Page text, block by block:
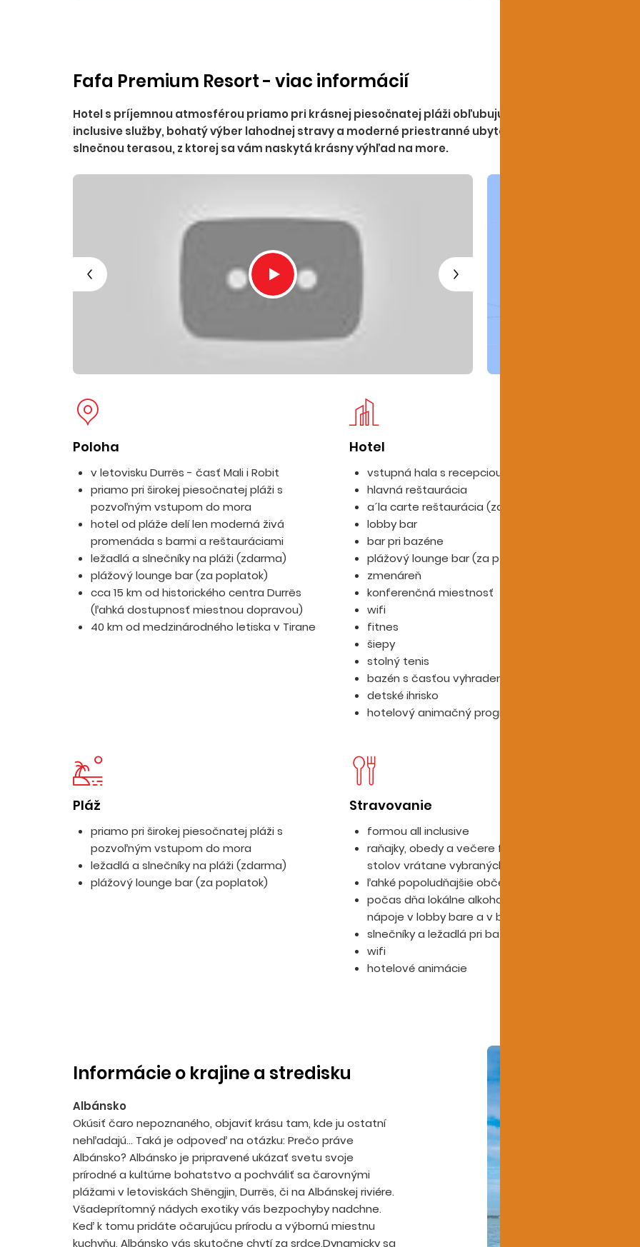
Fafa Premium Resort - viac informácií
Hotel s príjemnou atmosférou priamo pri krásnej piesočnatej pláži obľubujú najmä rodiny s deťmi.
inclusive služby, bohatý výber lahodnej stravy a moderné priestranné ubytovanie. Ideálnym
slnečnou terasou, z ktorej sa vám naskytá krásny výhľad na more.
Poloha
v letovisku Durrës - časť Mali i Robit
priamo pri širokej piesočnatej pláži s
pozvoľným vstupom do mora
hotel od pláže delí len moderná živá
promenáda s barmi a reštauráciami
ležadlá a slnečníky na pláži (zdarma)
plážový lounge bar (za poplatok)
cca 15 km od historického centra Durrës
(ľahká dostupnosť miestnou dopravou)
40 km od medzinárodného letiska v Tirane
Hotel
vstupná hala s recepciou
hlavná reštaurácia
a´la carte reštaurácia (za poplatok)
lobby bar
bar pri bazéne
plážový lounge bar (za poplatok)
zmenáreň
konferenčná miestnosť
wifi
fitnes
šiepy
stolný tenis
bazén s časťou vyhradenou pre deti
detské ihrisko
hotelový animačný program
Pláž
priamo pri širokej piesočnatej pláži s
pozvoľným vstupom do mora
ležadlá a slnečníky na pláži (zdarma)
plážový lounge bar (za poplatok)
Stravovanie
formou all inclusive
raňajky, obedy a večere formou švédskych
stolov vrátane vybraných nápojov
ľahké popoludňajšie občerstvenie
počas dňa lokálne alkoholické a nealkoholické
nápoje v lobby bare a v bare pri bazéne
slnečníky a ležadlá pri bazéne aj na pláži
wifi
hotelové animácie
Informácie o krajine a stredisku
Albánsko
Okúsiť čaro nepoznaného, objaviť krásu tam, kde ju ostatní
nehľadajú... Taká je odpoveď na otázku: Prečo práve
Albánsko? Albánsko je pripravené ukázať svetu svoje
prírodné a kultúrne bohatstvo a pochváliť sa čarovnými
plážami v letoviskách Shëngjin, Durrës, či na Albánskej riviére.
Všadeprítomný nádych exotiky vás bezpochyby nadchne.
Keď k tomu pridáte očarujúcu prírodu a výbornú miestnu
kuchyňu, Albánsko vás skutočne chytí za srdce.Dynamicky sa